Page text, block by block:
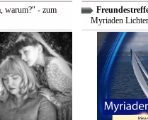
warum?" - zum
Myriaden